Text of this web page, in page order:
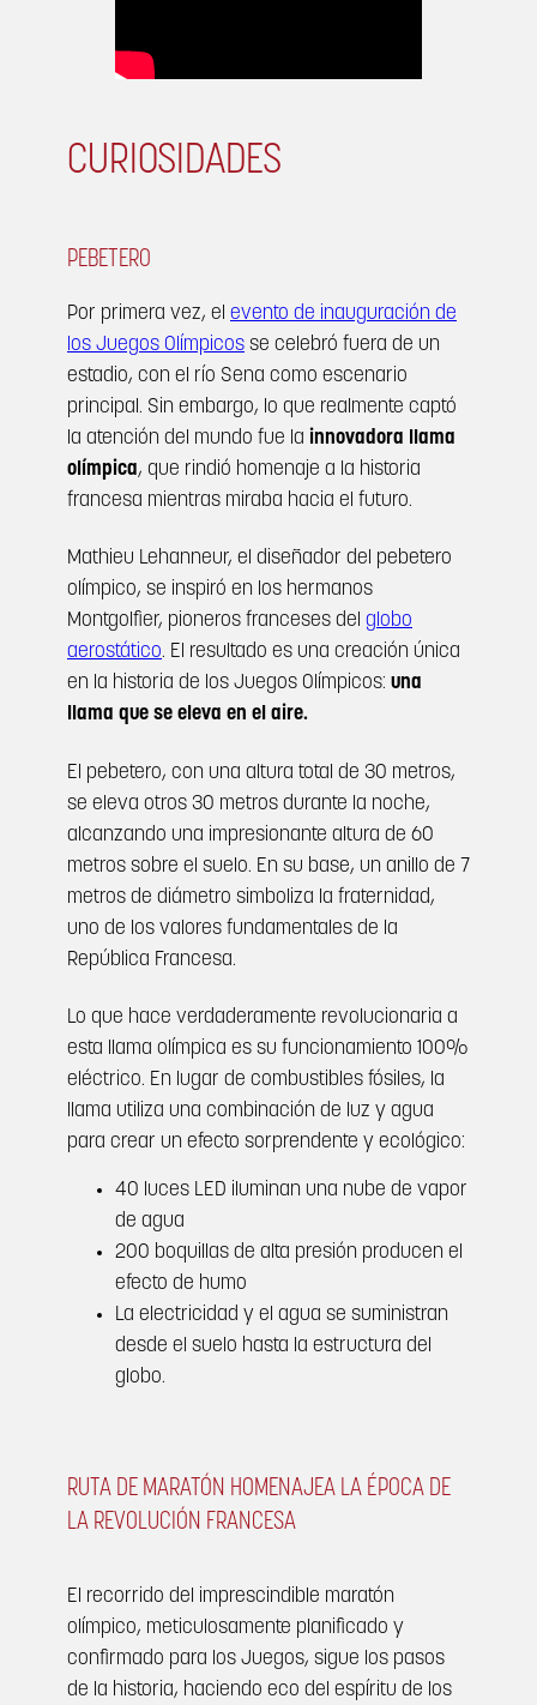
CURIOSIDADES
PEBETERO
Por primera vez, el evento de inauguración de
los Juegos Olímpicos se celebró fuera de un
estadio, con el río Sena como escenario
principal. Sin embargo, lo que realmente captó
la atención del mundo fue la
innovadora llama
olímpica , que rindió homenaje a la historia
francesa mientras miraba hacia el futuro.
Mathieu Lehanneur, el diseñador del pebetero
olímpico, se inspiró en los hermanos
Montgolfier, pioneros franceses del globo
aerostático. El resultado es una creación única
en la historia de los Juegos Olímpicos: una
llama que se eleva en el aire.
El pebetero, con una altura total de 30 metros,
se eleva otros 30 metros durante la noche,
alcanzando una impresionante altura de 60
metros sobre el suelo. En su base, un anillo de 7
metros de diámetro simboliza la fraternidad,
uno de los valores fundamentales de la
República Francesa.
Lo que hace verdaderamente revolucionaria a
esta llama olímpica es su funcionamiento 100%
eléctrico. En lugar de combustibles fósiles, la
llama utiliza una combinación de luz y agua
para crear un efecto sorprendente y ecológico:
40 luces LED iluminan una nube de vapor
de agua
200 boquillas de alta presión producen el
efecto de humo
La electricidad y el agua se suministran
desde el suelo hasta la estructura del
globo.
RUTA DE MARATÓN HOMENAJEA LA ÉPOCA DE
LA REVOLUCIÓN FRANCESA
El recorrido del imprescindible maratón
olímpico, meticulosamente planificado y
confirmado para los Juegos, sigue los pasos
de la historia, haciendo eco del espíritu de los